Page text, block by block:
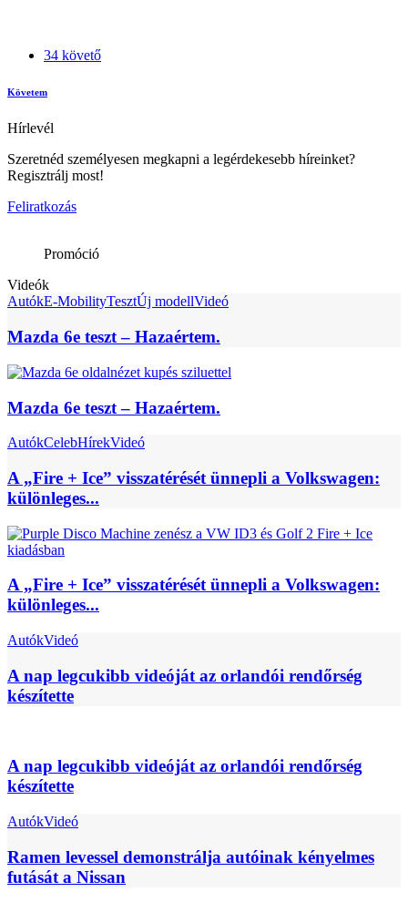
34 követő
Követem
Hírlevél
Szeretnéd személyesen megkapni a legérdekesebb híreinket?
Regisztrálj most!
Feliratkozás
Promóció
Videók
AutókE-MobilityTesztÚj modellVideó
Mazda 6e teszt – Hazaértem.
Mazda 6e teszt – Hazaértem.
AutókCelebHírekVideó
A „Fire + Ice” visszatérését ünnepli a Volkswagen:
különleges...
A „Fire + Ice” visszatérését ünnepli a Volkswagen:
különleges...
AutókVideó
A nap legcukibb videóját az orlandói rendőrség
készítette
A nap legcukibb videóját az orlandói rendőrség
készítette
AutókVideó
Ramen levessel demonstrálja autóinak kényelmes
futását a Nissan